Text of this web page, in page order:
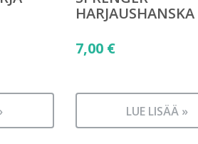
HARJAUSHANSKA
7,00 €
LUE LISÄÄ »